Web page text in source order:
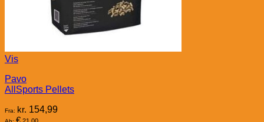
Vis
Pavo
AllSports Pellets
Fra: kr. 154,99